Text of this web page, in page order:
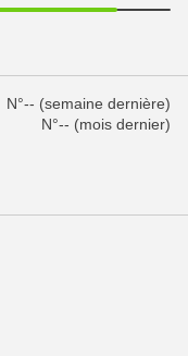
N°-- (semaine dernière)
N°-- (mois dernier)